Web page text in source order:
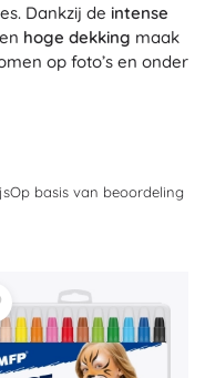
Dankzij de intense
hoge dekking maak
op foto’s en onder
formules
met water en milde
paletten,
neon UV-effecten
details. Voor de
hypoallergene
parfum –veilig
bij kinderkostuums,
favoriete designs
Op basis van beoordeling